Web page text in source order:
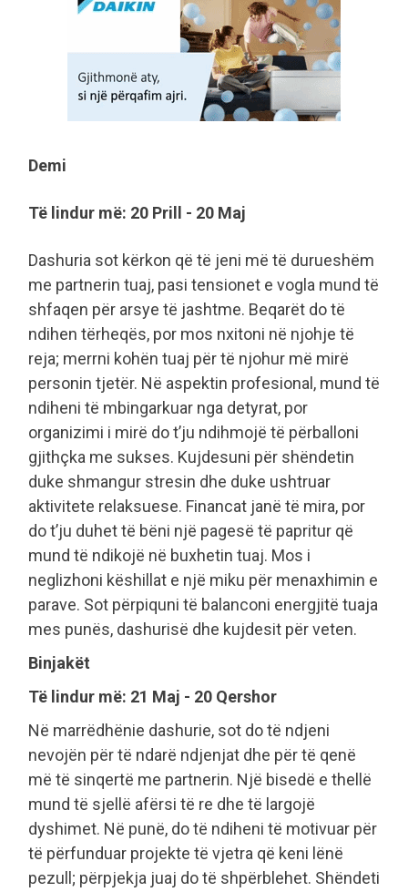
Demi
Të lindur më: 20 Prill - 20 Maj
Dashuria sot kërkon që të jeni më të durueshëm
me partnerin tuaj, pasi tensionet e vogla mund të
shfaqen për arsye të jashtme. Beqarët do të
ndihen tërheqës, por mos nxitoni në njohje të
reja; merrni kohën tuaj për të njohur më mirë
personin tjetër. Në aspektin profesional, mund të
ndiheni të mbingarkuar nga detyrat, por
organizimi i mirë do t’ju ndihmojë të përballoni
gjithçka me sukses. Kujdesuni për shëndetin
duke shmangur stresin dhe duke ushtruar
aktivitete relaksuese. Financat janë të mira, por
do t’ju duhet të bëni një pagesë të papritur që
mund të ndikojë në buxhetin tuaj. Mos i
neglizhoni këshillat e një miku për menaxhimin e
parave. Sot përpiquni të balanconi energjitë tuaja
mes punës, dashurisë dhe kujdesit për veten.
Binjakët
Të lindur më: 21 Maj - 20 Qershor
Në marrëdhënie dashurie, sot do të ndjeni
nevojën për të ndarë ndjenjat dhe për të qenë
më të sinqertë me partnerin. Një bisedë e thellë
mund të sjellë afërsi të re dhe të largojë
dyshimet. Në punë, do të ndiheni të motivuar për
të përfunduar projekte të vjetra që keni lënë
pezull; përpjekja juaj do të shpërblehet. Shëndeti